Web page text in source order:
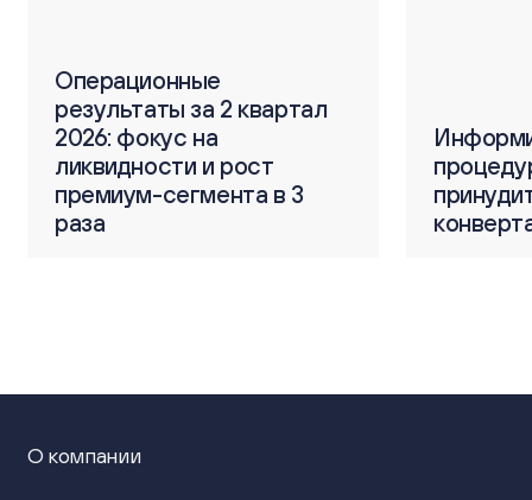
Операционные
результаты за 2 квартал
2026: фокус на
ликвидности и рост
премиум-сегмента в 3
раза
Информирование о
процедуре
принудительной
О компании